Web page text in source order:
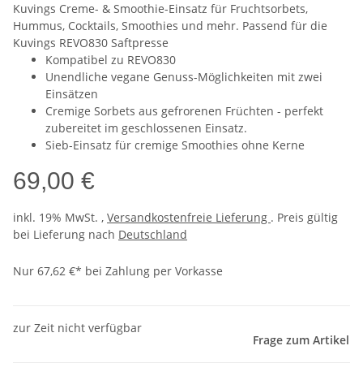
Kuvings Creme- & Smoothie-Einsatz für Fruchtsorbets,
Hummus, Cocktails, Smoothies und mehr. Passend für die
Kuvings REVO830 Saftpresse
Kompatibel zu REVO830
Unendliche vegane Genuss-Möglichkeiten mit zwei
Einsätzen
Cremige Sorbets aus gefrorenen Früchten - perfekt
zubereitet im geschlossenen Einsatz.
Sieb-Einsatz für cremige Smoothies ohne Kerne
69,00 €
inkl. 19% MwSt. , Versandkostenfreie Lieferung . Preis gültig
bei Lieferung nach Deutschland
Nur 67,62 €* bei Zahlung per Vorkasse
zur Zeit nicht verfügbar
Frage zum Artikel